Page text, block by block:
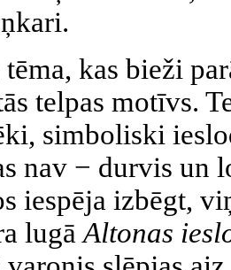
tēma, kas bieži
telpas motīvs.
simboliski
nav − durvis un
iespēja izbēgt,
lugāAltonas